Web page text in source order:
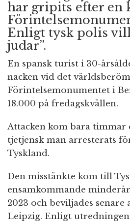
har gripits efter en
Enligt tysk polis
judar”.
En spansk turist i 30-
nacken vid det
Förintelsemonumentet i
18.000 på fredagskvällen.
Attacken kom bara timmar
tjetjensk man arresterats
Tyskland.
Den misstänkte kom till
ensamkommande
2023 och beviljades senare
Leipzig. Enligt